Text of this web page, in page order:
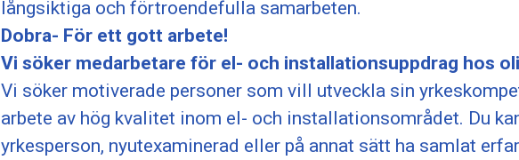
långsiktiga och förtroendefulla samarbeten.
Dobra- För ett gott arbete!
Vi söker medarbetare för el- och installationsuppdrag hos
Vi söker motiverade personer som vill utveckla sin
arbete av hög kvalitet inom el- och installationsområdet. Du
yrkesperson, nyutexaminerad eller på annat sätt ha samlat